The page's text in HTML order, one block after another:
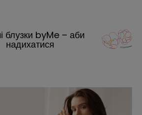
блузки byMe – аби
надихатися